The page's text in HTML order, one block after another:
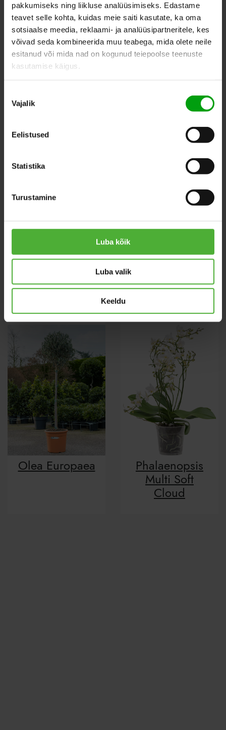
pakkumiseks ning liikluse analüüsimiseks. Edastame
teavet selle kohta, kuidas meie saiti kasutate, ka oma
sotsiaalse meedia, reklaami- ja analüüsipartneritele, kes
võivad seda kombineerida muu teabega, mida olete neile
esitanud või mida nad on kogunud teiepoolse teenuste
kasutamise käigus.
valik
Vajalik
Eelistused
Statistika
Turustamine
Luba kõik
Luba valik
Keeldu
ADD TO WHISHLIST
SIMILAR PRODUCTS
Oerstediana
Tassmania
Olea Europaea
Phalaenopsis
Multi Soft
Cloud